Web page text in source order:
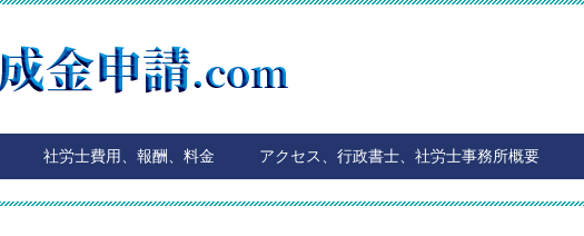
社労士費用、報酬、料金 アクセス、行政書士、社労士事務所概要